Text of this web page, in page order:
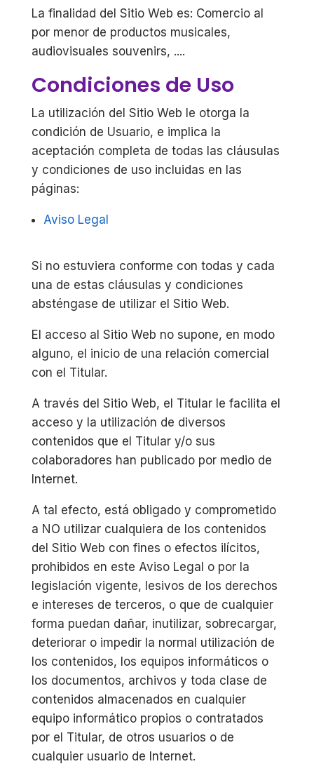
La finalidad del Sitio Web es: Comercio al
por menor de productos musicales,
audiovisuales souvenirs, ....
Condiciones de Uso
La utilización del Sitio Web le otorga la
condición de Usuario, e implica la
aceptación completa de todas las cláusulas
y condiciones de uso incluidas en las
páginas:
Aviso Legal
Si no estuviera conforme con todas y cada
una de estas cláusulas y condiciones
absténgase de utilizar el Sitio Web.
El acceso al Sitio Web no supone, en modo
alguno, el inicio de una relación comercial
con el Titular.
A través del Sitio Web, el Titular le facilita el
acceso y la utilización de diversos
contenidos que el Titular y/o sus
colaboradores han publicado por medio de
Internet.
A tal efecto, está obligado y comprometido
a NO utilizar cualquiera de los contenidos
del Sitio Web con fines o efectos ilícitos,
prohibidos en este Aviso Legal o por la
legislación vigente, lesivos de los derechos
e intereses de terceros, o que de cualquier
forma puedan dañar, inutilizar, sobrecargar,
deteriorar o impedir la normal utilización de
los contenidos, los equipos informáticos o
los documentos, archivos y toda clase de
contenidos almacenados en cualquier
equipo informático propios o contratados
por el Titular, de otros usuarios o de
cualquier usuario de Internet.